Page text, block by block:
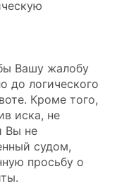
Вашу жалобу
до логического
Кроме того,
иска, не
Вы не
судом,
просьбу о